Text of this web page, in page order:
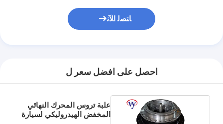
ﺎﺘﺼﻟ ﺍﻶﻧ
احصل على افضل سعر ل
علبة تروس المحرك النهائي
المخفض الهيدروليكي لسيارة